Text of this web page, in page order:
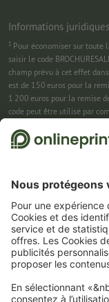
Informations juridiques
1 Pour économiser sur toute
saisir le code
champ prévu à cet effet
est de 150 euros pour la
1 200 euros pour la remise
code peut être utilisé par
31/08/2026 inclus.
montant minimum pour la
31/08/2026 inclus.
3Dans un premier temps,
confirmation de votre
dessus que vous recevrez
entendu vous désinscrire à
le montant de la
pour la commande. Pas de